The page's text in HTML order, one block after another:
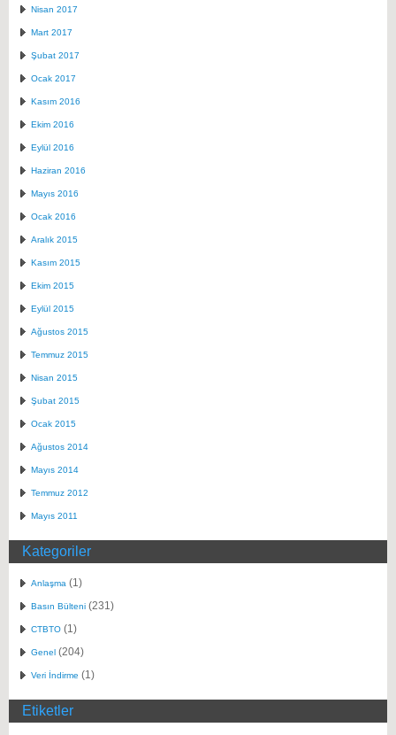
Nisan 2017
Mart 2017
Şubat 2017
Ocak 2017
Kasım 2016
Ekim 2016
Eylül 2016
Haziran 2016
Mayıs 2016
Ocak 2016
Aralık 2015
Kasım 2015
Ekim 2015
Eylül 2015
Ağustos 2015
Temmuz 2015
Nisan 2015
Şubat 2015
Ocak 2015
Ağustos 2014
Mayıs 2014
Temmuz 2012
Mayıs 2011
Kategoriler
Anlaşma (1)
Basın Bülteni (231)
CTBTO (1)
Genel (204)
Veri İndirme (1)
Etiketler